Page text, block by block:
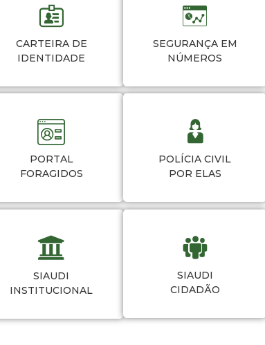
CARTEIRA DE
IDENTIDADE
SEGURANÇA EM
NÚMEROS
PORTAL
FORAGIDOS
POLÍCIA CIVIL
POR ELAS
SIAUDI
INSTITUCIONAL
SIAUDI
CIDADÃO